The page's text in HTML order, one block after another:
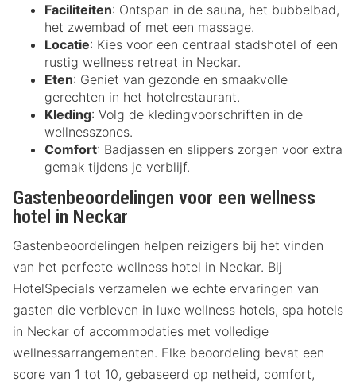
Faciliteiten: Ontspan in de sauna, het bubbelbad,
het zwembad of met een massage.
Locatie: Kies voor een centraal stadshotel of een
rustig wellness retreat in Neckar.
Eten: Geniet van gezonde en smaakvolle
gerechten in het hotelrestaurant.
Kleding: Volg de kledingvoorschriften in de
wellnesszones.
Comfort: Badjassen en slippers zorgen voor extra
gemak tijdens je verblijf.
Gastenbeoordelingen voor een wellness
hotel in Neckar
Gastenbeoordelingen helpen reizigers bij het vinden
van het perfecte wellness hotel in Neckar. Bij
HotelSpecials verzamelen we echte ervaringen van
gasten die verbleven in luxe wellness hotels, spa hotels
in Neckar of accommodaties met volledige
wellnessarrangementen. Elke beoordeling bevat een
score van 1 tot 10, gebaseerd op netheid, comfort,